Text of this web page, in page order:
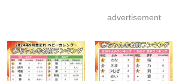
advertisement